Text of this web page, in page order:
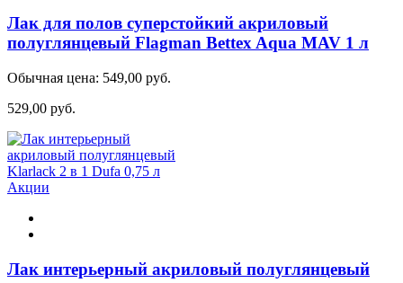
Лак для полов суперстойкий акриловый
полуглянцевый Flagman Bettex Aqua MAV 1 л
Обычная цена: 549,00 руб.
529,00 руб.
Акции
Лак интерьерный акриловый полуглянцевый